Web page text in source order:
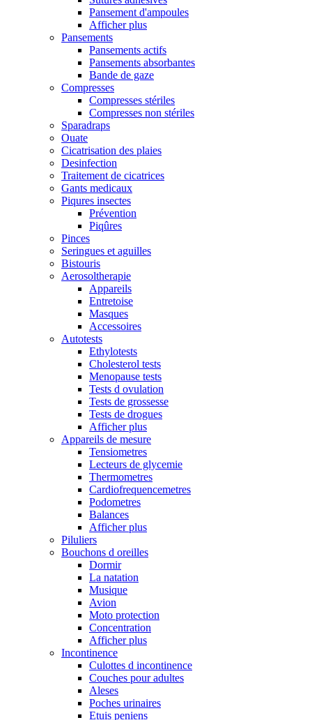
Pansement d'ampoules
Afficher plus
Pansements
Pansements actifs
Pansements absorbantes
Bande de gaze
Compresses
Compresses stériles
Compresses non stériles
Sparadraps
Ouate
Cicatrisation des plaies
Desinfection
Traitement de cicatrices
Gants medicaux
Piqures insectes
Prévention
Piqûres
Pinces
Seringues et aguilles
Bistouris
Aerosoltherapie
Appareils
Entretoise
Masques
Accessoires
Autotests
Ethylotests
Cholesterol tests
Menopause tests
Tests d ovulation
Tests de grossesse
Tests de drogues
Afficher plus
Appareils de mesure
Tensiometres
Lecteurs de glycemie
Thermometres
Cardiofrequencemetres
Podometres
Balances
Afficher plus
Piluliers
Bouchons d oreilles
Dormir
La natation
Musique
Avion
Moto protection
Concentration
Afficher plus
Incontinence
Culottes d incontinence
Couches pour adultes
Aleses
Poches urinaires
Etuis peniens